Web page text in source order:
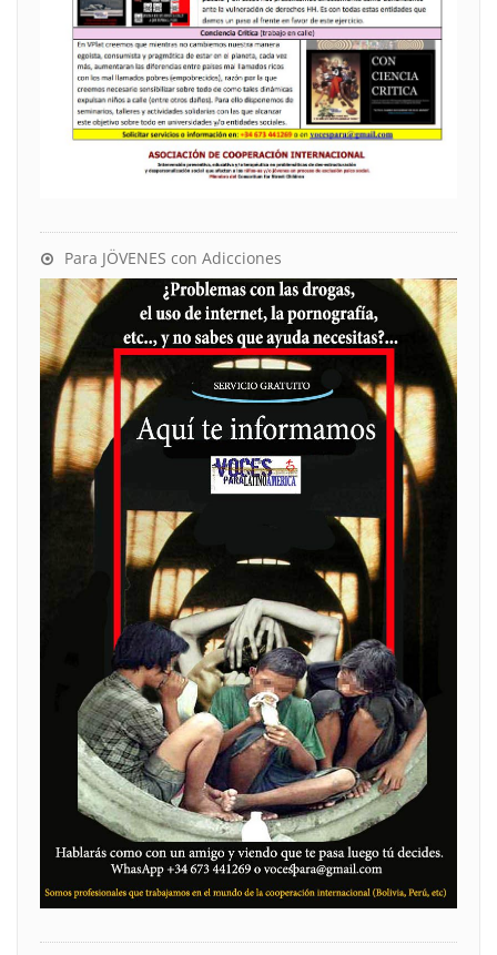
Para JÖVENES con Adicciones